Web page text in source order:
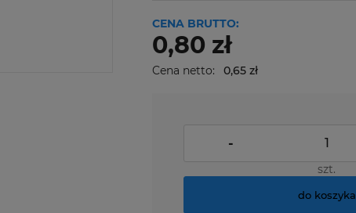
CENA BRUTTO:
0,80 zł
Cena netto: 0,65 zł
-
szt.
do koszyka